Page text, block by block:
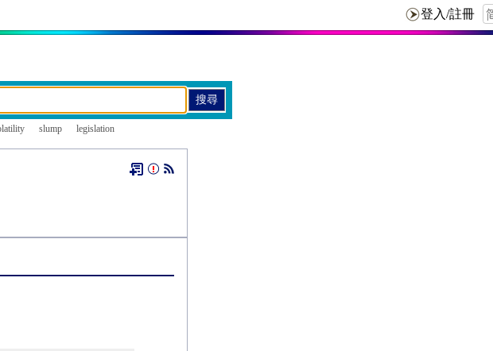
slump legislation